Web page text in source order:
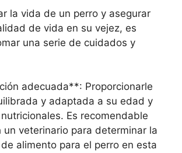
la vida de un perro y asegurar
de vida en su vejez, es
una serie de cuidados y
adecuada**: Proporcionarle
y adaptada a su edad y
Es recomendable
un veterinario para determinar la
alimento para el perro en esta